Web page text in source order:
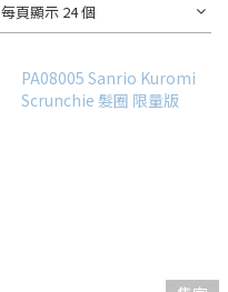
每頁顯示 24 個